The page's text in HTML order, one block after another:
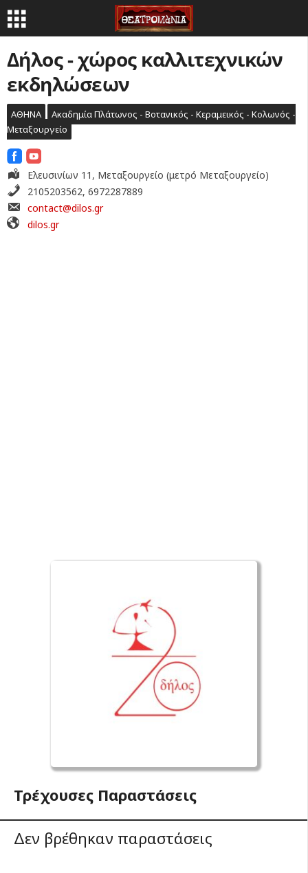
Δήλος - χώρος καλλιτεχνικών
εκδηλώσεων
ΑΘΗΝΑ
Ακαδημία Πλάτωνος - Βοτανικός - Κεραμεικός - Κολωνός -
Μεταξουργείο
Ελευσινίων 11, Μεταξουργείο (μετρό Μεταξουργείο)
2105203562, 6972287889
contact@dilos.gr
dilos.gr
Τρέχουσες Παραστάσεις
Δεν βρέθηκαν παραστάσεις